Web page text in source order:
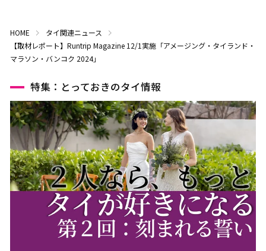
HOME
タイ関連ニュース
【取材レポート】Runtrip Magazine 12/1実施「アメージング・タイランド・
マラソン・バンコク 2024」
特集：とっておきのタイ情報